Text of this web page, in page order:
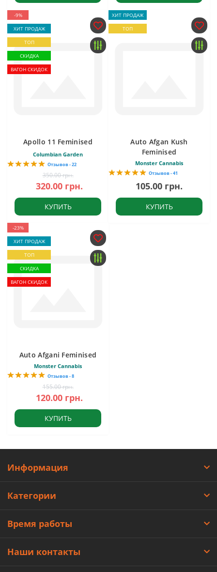
-9%
ХИТ ПРОДАЖ
ТОП
СКИДКА
ВАГОН СКИДОК
Apollo 11 Feminised
Columbian Garden
Отзывов - 22
350.00 грн.
320.00 грн.
КУПИТЬ
ХИТ ПРОДАЖ
ТОП
Auto Afgan Kush
Feminised
Monster Cannabis
Отзывов - 41
105.00 грн.
КУПИТЬ
-23%
ХИТ ПРОДАЖ
ТОП
СКИДКА
ВАГОН СКИДОК
Auto Afgani Feminised
Monster Cannabis
Отзывов - 8
155.00 грн.
120.00 грн.
КУПИТЬ
Информация
Категории
Время работы
Наши контакты